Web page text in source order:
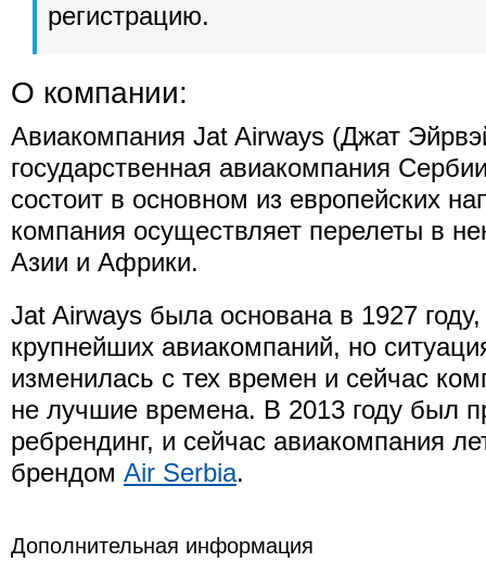
регистрацию.
О компании:
Авиакомпания Jat Airways (Джат
государственная авиакомпания
состоит в основном из европейских
компания осуществляет перелеты в
Азии и Африки.
Jat Airways была основана в 1927
крупнейших авиакомпаний, но
изменилась с тех времен и сейчас
не лучшие времена. В 2013 году был
ребрендинг, и сейчас авиакомпания
брендом Air Serbia.
Дополнительная информация